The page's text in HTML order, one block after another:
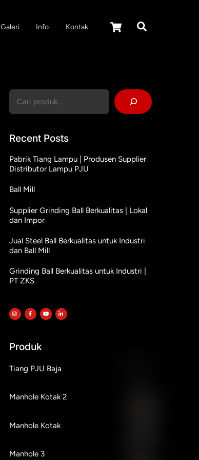
Cart
Galeri Info Kontak
Cari
Recent Posts
Pabrik Tiang Lampu | Produsen Supplier
Distributor Lampu PJU
Ball Mill
Supplier Grinding Ball Berkualitas | Lokal
dan Impor
Jual Steel Ball Berkualitas untuk Industri
dan Ball Mill
Grinding Ball Berkualitas untuk Industri |
PT ZKS
Produk
Tiang PJU Baja
Manhole Kotak 2
Manhole Kotak
Manhole 3